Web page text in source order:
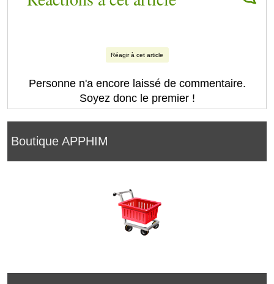
Boutique APPHIM
Réagir à cet article
Personne n'a encore laissé de commentaire.
Soyez donc le premier !